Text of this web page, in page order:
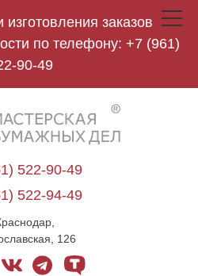
заказов
по телефону: +7 (961)
90-49
V.Lek
logo
522-90-49
522-94-49
126
vk telegramtenchat
Toggle